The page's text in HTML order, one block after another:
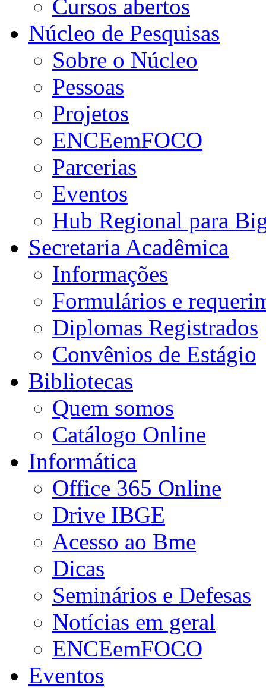
Cursos abertos
Núcleo de Pesquisas
Sobre o Núcleo
Pessoas
Projetos
ENCEemFOCO
Parcerias
Eventos
Hub Regional para
Secretaria Acadêmica
Informações
Formulários e
Diplomas Registrados
Convênios de Estágio
Bibliotecas
Quem somos
Catálogo Online
Informática
Office 365 Online
Drive IBGE
Acesso ao Bme
Dicas
Seminários e Defesas
Notícias em geral
ENCEemFOCO
Eventos